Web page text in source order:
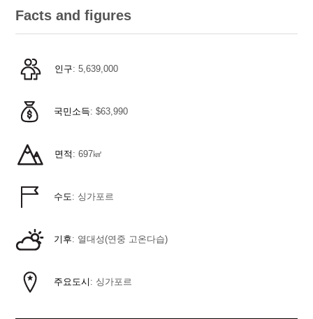
Facts and figures
인구: 5,639,000
국민소득: $63,990
면적 : 697㎢
수도: 싱가포르
기후: 열대성(연중 고온다습)
주요도시 : 싱가포르